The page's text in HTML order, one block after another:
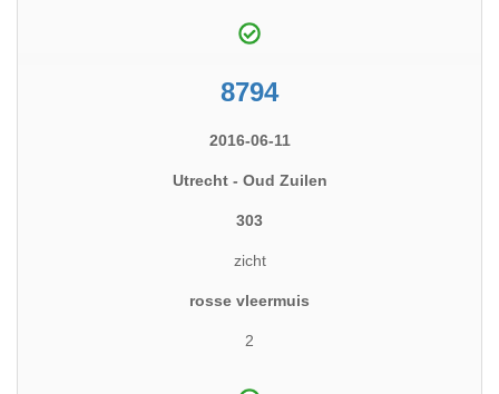
8794
2016-06-11
Utrecht - Oud Zuilen
303
zicht
rosse vleermuis
2